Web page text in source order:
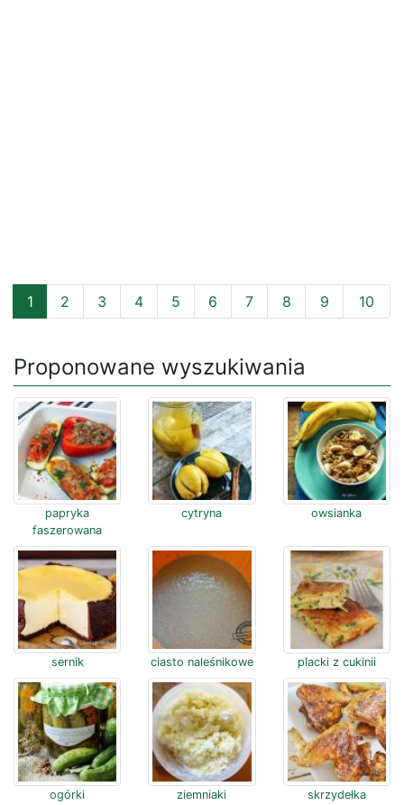
1 2 3 4 5 6 7 8 9 10
Proponowane wyszukiwania
papryka
faszerowana
cytryna owsianka
sernik ciasto naleśnikowe placki z cukinii
ogórki ziemniaki skrzydełka